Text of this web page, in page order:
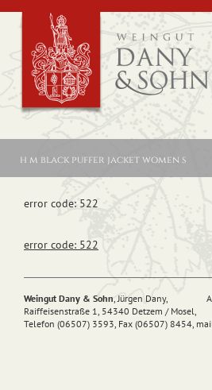
h m black puffer jacket women s
error code: 522
error code: 522
Weingut Dany & Sohn, Jürgen Dany,
Raiffeisenstraße 1, 54340 Detzem / Mosel,
Telefon (06507) 3593, Fax (06507) 8454,